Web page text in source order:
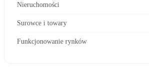
Nieruchomości
Surowce i towary
Funkcjonowanie rynków